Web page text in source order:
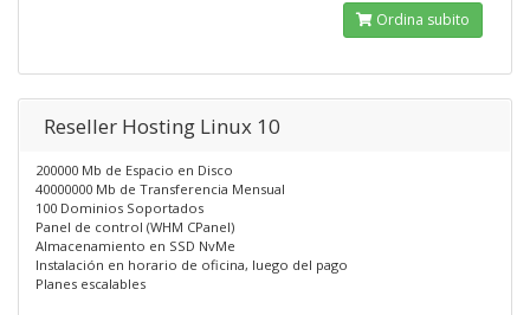
Ordina subito
Reseller Hosting Linux 10
200000 Mb de Espacio en Disco
40000000 Mb de Transferencia Mensual
100 Dominios Soportados
Panel de control (WHM CPanel)
Almacenamiento en SSD NvMe
Instalación en horario de oficina, luego del pago
Planes escalables